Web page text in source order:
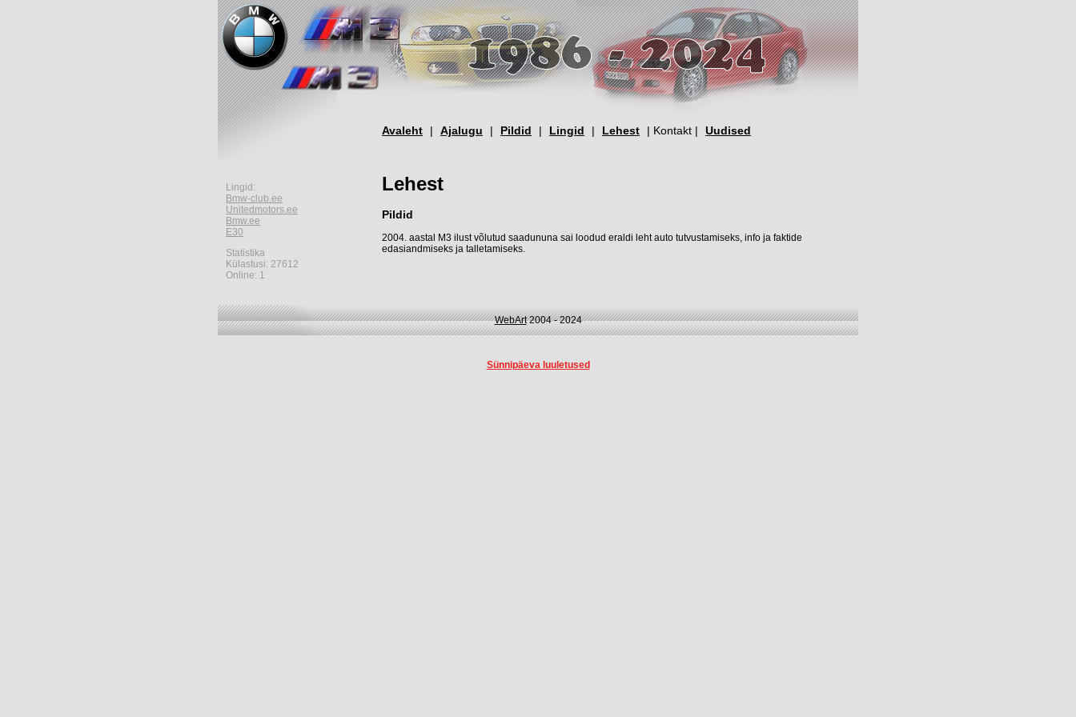
Avaleht | Ajalugu | Pildid | Lingid | Lehest | Kontakt | Uudised
Lingid:
Bmw-club.ee
Unitedmotors.ee
Bmw.ee
E30
Statistika
Külastusi: 27612
Online: 1
Lehest
Pildid
2004. aastal M3 ilust võlutud saadununa sai loodud eraldi leht auto tutvustamiseks, info ja faktide
edasiandmiseks ja talletamiseks.
WebArt2004 - 2024
Sünnipäeva luuletused